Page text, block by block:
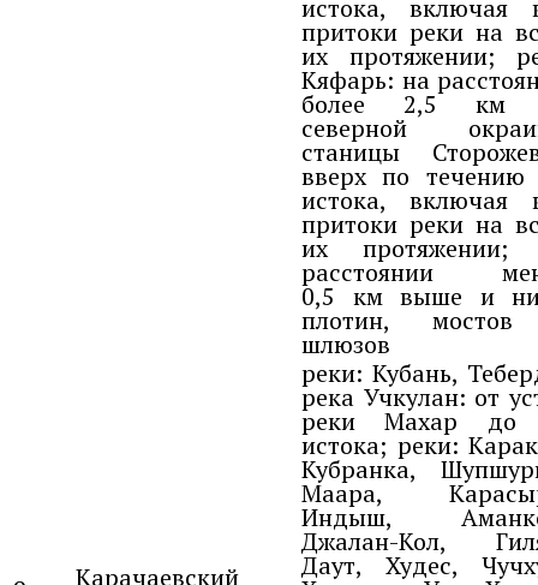
истока, включая
притоки реки на
их протяжении;
Кяфарь: на
более 2,5 км
северной
станицы
вверх по течению
истока, включая
притоки реки на
их протяжении;
расстоянии
0,5 км выше и
плотин,
шлюзов
Карачаевский
реки: Кубань,
река Учкулан: от
реки Махар до
истока; реки:
Кубранка,
Маара,
Индыш,
Джалан-Кол,
Даут, Худес,